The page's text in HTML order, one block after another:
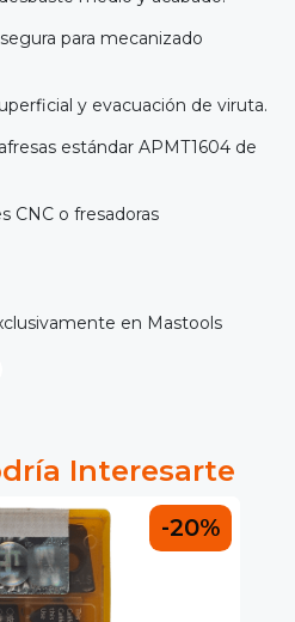
para mecanizado
y evacuación de viruta.
estándar APMT1604 de
CNC o fresadoras
en Mastools
Interesarte
-20%